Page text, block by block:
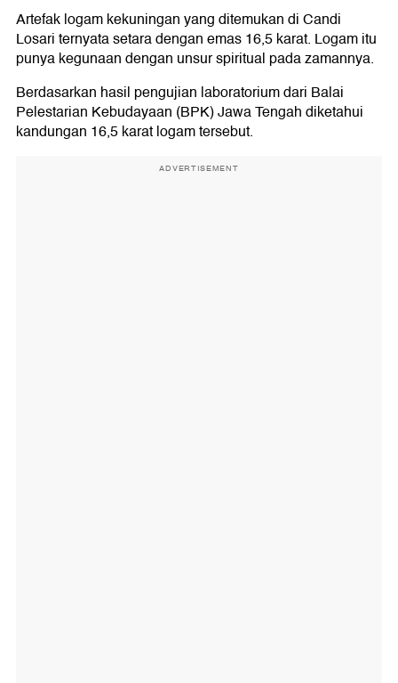
Artefak logam kekuningan yang ditemukan di Candi
Losari ternyata setara dengan emas 16,5 karat. Logam itu
punya kegunaan dengan unsur spiritual pada zamannya.
Berdasarkan hasil pengujian laboratorium dari Balai
Pelestarian Kebudayaan (BPK) Jawa Tengah diketahui
kandungan 16,5 karat logam tersebut.
ADVERTISEMENT